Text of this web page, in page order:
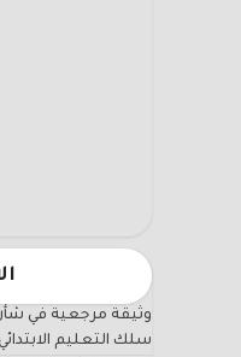
وثيقة مرجعية في شأن
سلك التعليم الابتدائي